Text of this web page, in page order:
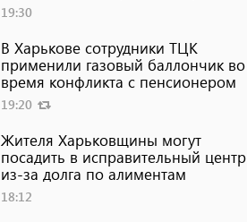
19:30
В Харькове сотрудники ТЦК
применили газовый баллончик во
время конфликта с пенсионером
19:20
Жителя Харьковщины могут
посадить в исправительный центр
из-за долга по алиментам
18:12